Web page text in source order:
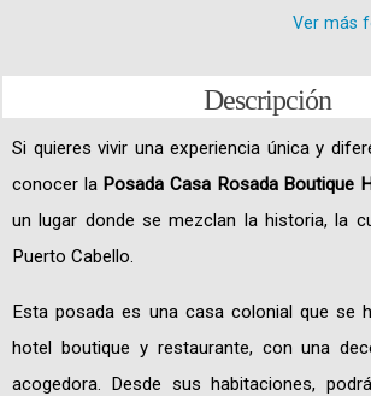
Ver más
Descripción
Si quieres vivir una experiencia única y
conocer la Posada Casa Rosada Boutique
un lugar donde se mezclan la historia, la
Puerto Cabello.
Esta posada es una casa colonial que se
hotel boutique y restaurante, con una
acogedora. Desde sus habitaciones,